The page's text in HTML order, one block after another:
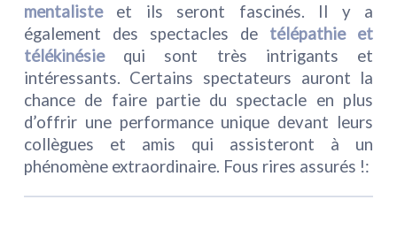
mentalisteet ils seront fascinés. Il y a
également des spectacles de télépathie et
télékinésiequi sont très intrigants et
intéressants. Certains spectateurs auront la
chance de faire partie du spectacle en plus
d’offrir une performance unique devant leurs
collègues et amis qui assisteront à un
phénomène extraordinaire. Fous rires assurés !: